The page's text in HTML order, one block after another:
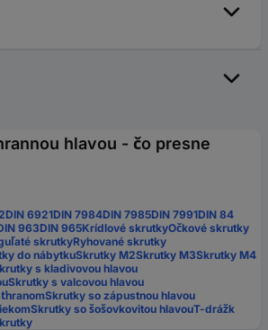
hlavou - čo presne
DIN 6921DIN 7984DIN 7985DIN 7991DIN 84
963DIN 965Krídlové skrutkyOčkové skrutky
skrutkyRyhované skrutky
do nábytkuSkrutky M2Skrutky M3Skrutky M4
s kladivovou hlavou
Skrutky s valcovou hlavou
Skrutky so zápustnou hlavou
Skrutky so šošovkovitou hlavouT-drážk